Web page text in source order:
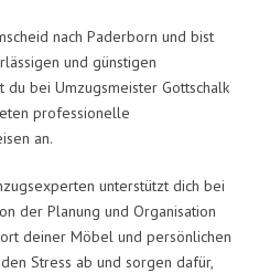
nach Paderborn und bist
und günstigen
du bei Umzugsmeister Gottschalk
professionelle
an.
unterstützt dich bei
der Planung und Organisation
deiner Möbel und persönlichen
Stress ab und sorgen dafür,